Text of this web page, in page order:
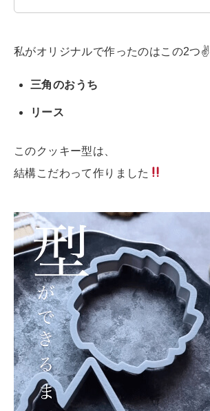
私がオリジナルで作ったのはこの2つ✌️
三角のおうち
リース
このクッキー型は、
結構こだわって作りました